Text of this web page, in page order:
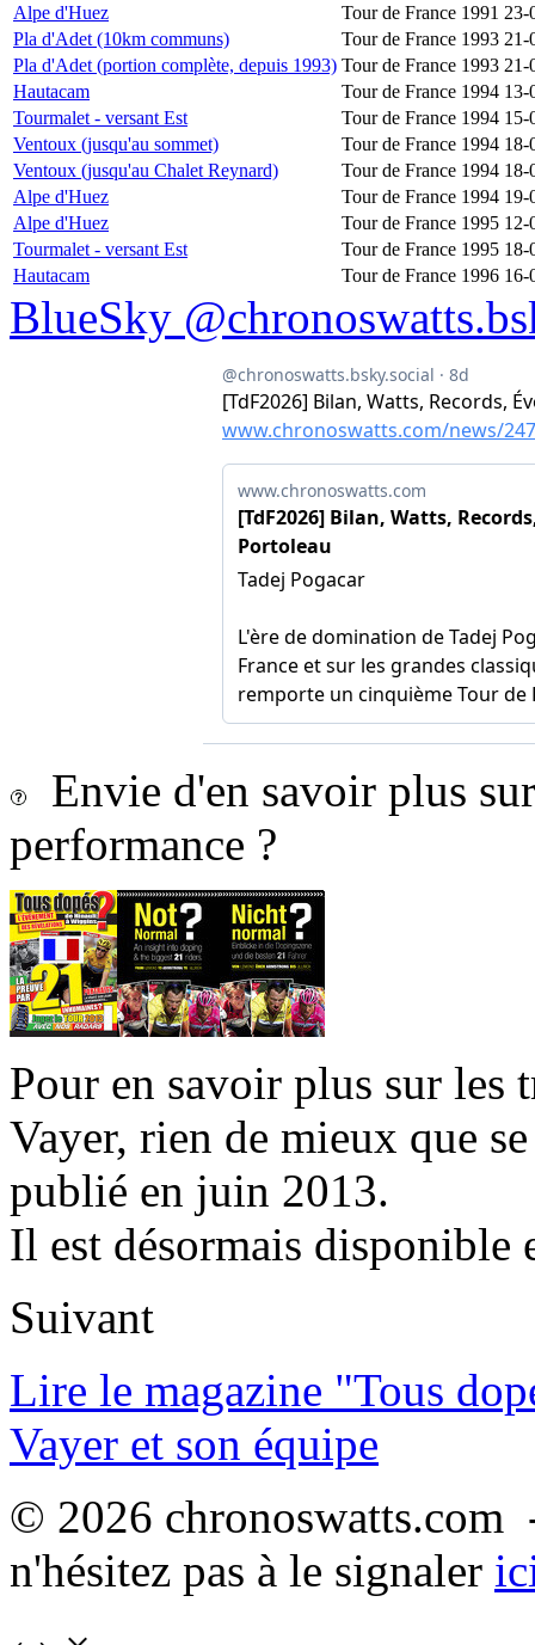
Alpe d'Huez
Tour de France 1991 23-
Pla d'Adet (10km communs)
Tour de France 1993 21-
Pla d'Adet (portion complète, depuis 1993) Tour de France 1993 21-
Hautacam
Tour de France 1994 13-
Tourmalet - versant Est
Tour de France 1994 15-
Ventoux (jusqu'au sommet)
Tour de France 1994 18-
Ventoux (jusqu'au Chalet Reynard)
Tour de France 1994 18-
Alpe d'Huez
Tour de France 1994 19-
Alpe d'Huez
Tour de France 1995 12-
Tourmalet - versant Est
Tour de France 1995 18-
Hautacam
Tour de France 1996 16-
BlueSky
Envie d'en savoir plus
performance ?
Pour en savoir plus sur les
Vayer, rien de mieux que
publié en juin 2013.
Il est désormais disponible
Suivant
Lire le magazine "Tous
Vayer et son équipe
© 2026
n'hésitez pas à le signaler